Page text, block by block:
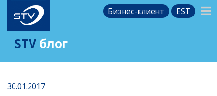
Бизнес-клиент EST
STV блог
30.01.2017